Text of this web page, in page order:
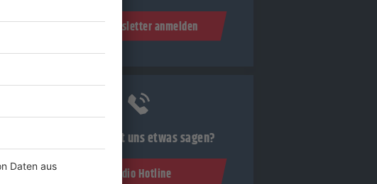
Zum Newsletter anmelden
Du möchtest uns etwas sagen?
Studio Hotline